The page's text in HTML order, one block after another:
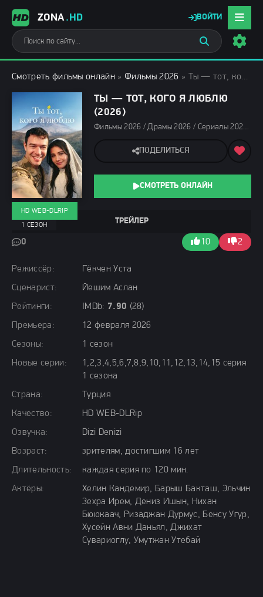
ZONA.HD ВОЙТИ
Смотреть фильмы онлайн » Фильмы 2026 » Ты — тот, кого я люблю (2026)
ТЫ — ТОТ, КОГО Я ЛЮБЛЮ
(2026)
Фильмы 2026 / Драмы 2026 / Сериалы 2026 / Турецкие сериалы / Сериалы февраля 2026 / Новинки сериалов 2026 / Сериалы мая 2026 / Сериалы апреля 2026 / Сериалы марта 2026 / Сериалы весны 2026 / Смотреть фильмы онлайн
Режиссёр:
Гёкчен Уста
Сценарист:
Йешим Аслан
Рейтинги:
IMDb: 7.90 (28)
Премьера:
12 февраля 2026
Сезоны:
1 сезон
Новые серии:
1,2,3,4,5,6,7,8,9,10,11,12,13,14,15 серия
1 сезона
Страна:
Турция
Качество:
HD WEB-DLRip
Озвучка:
Dizi Denizi
Возраст:
зрителям, достигшим 16 лет
Длительность:
каждая серия по 120 мин.
Актёры:
Хелин Кандемир, Барыш Бакташ, Эльчин
Зехра Ирем, Дениз Ишын, Нихан
Бююкаач, Ризаджан Дурмус, Бенсу Угур,
Хусейн Авни Даньял, Джихат
Сувариоглу, Умутжан Утебай
ТРЕЙЛЕР
0 10 2
HD WEB-DLRIP
1 СЕЗОН
ПОДЕЛИТЬСЯ
СМОТРЕТЬ ОНЛАЙН